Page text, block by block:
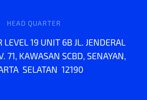
HEAD QUARTER
LEVEL 19 UNIT 6B JL. JENDERAL
71, KAWASAN SCBD, SENAYAN,
SELATAN 12190